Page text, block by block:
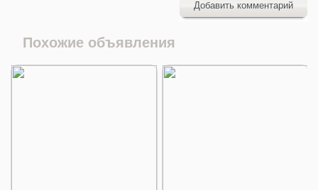
Добавить комментарий
Похожие объявления